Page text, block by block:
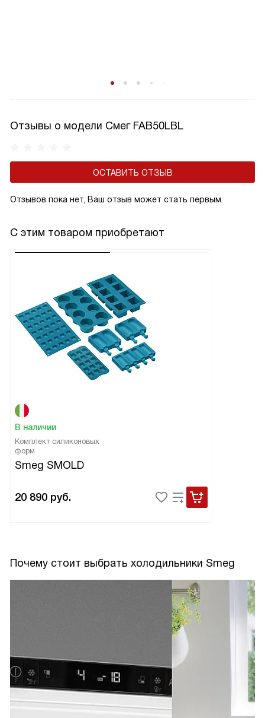
Отзывы о модели Смег FAB50LBL
ОСТАВИТЬ ОТЗЫВ
Отзывов пока нет, Ваш отзыв может стать первым.
С этим товаром приобретают
В наличии
Комплект силиконовых
форм
Smeg SMOLD
20 890 руб.
Почему стоит выбрать холодильники Smeg